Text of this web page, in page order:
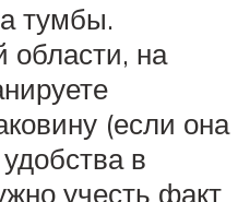
тумбы.
области, на
(если она
в
учесть факт